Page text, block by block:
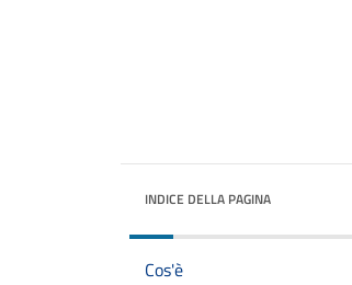
INDICE DELLA PAGINA
Cos'è